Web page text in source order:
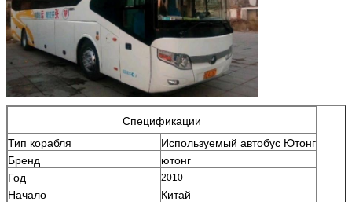
Спецификации
Тип корабля
Используемый автобус Ютонг
Бренд
ютонг
Год
2010
Начало
Китай